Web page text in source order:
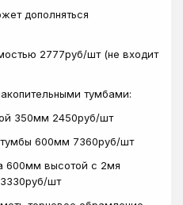
дополняться
2777руб/шт (не входит
тумбами:
350мм 2450руб/шт
600мм 7360руб/шт
600мм высотой с 2мя
шт